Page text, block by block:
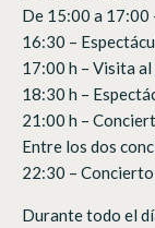
De 15:00 a 17:00
16:30 –
17:00 h – Visita
18:30 h –
21:00 h –
Entre los dos
22:30 –
Durante todo el